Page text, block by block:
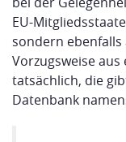
EU-
sondern ebenfalls
Vorzugsweise
tatsächlich, die
Datenbank